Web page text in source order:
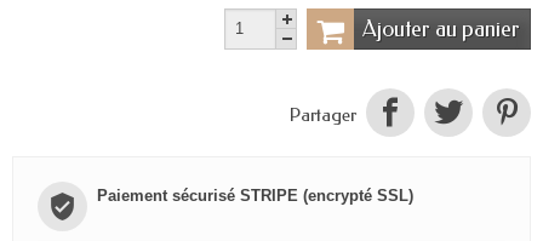
Ajouter au panier
Partager
Paiement sécurisé STRIPE (encrypté SSL)